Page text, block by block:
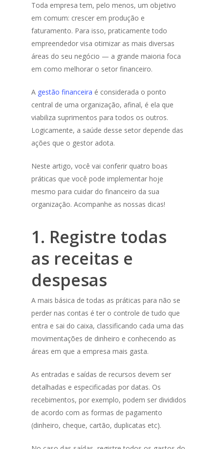
Toda empresa tem, pelo menos, um objetivo
em comum: crescer em produção e
faturamento. Para isso, praticamente todo
empreendedor visa otimizar as mais diversas
áreas do seu negócio — a grande maioria foca
em como melhorar o setor financeiro.
A gestão financeira é considerada o ponto
central de uma organização, afinal, é ela que
viabiliza suprimentos para todos os outros.
Logicamente, a saúde desse setor depende das
ações que o gestor adota.
Neste artigo, você vai conferir quatro boas
práticas que você pode implementar hoje
mesmo para cuidar do financeiro da sua
organização. Acompanhe as nossas dicas!
1. Registre todas
as receitas e
despesas
A mais básica de todas as práticas para não se
perder nas contas é ter o controle de tudo que
entra e sai do caixa, classificando cada uma das
movimentações de dinheiro e conhecendo as
áreas em que a empresa mais gasta.
As entradas e saídas de recursos devem ser
detalhadas e especificadas por datas. Os
recebimentos, por exemplo, podem ser divididos
de acordo com as formas de pagamento
(dinheiro, cheque, cartão, duplicatas etc).